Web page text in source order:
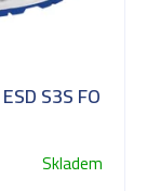
S3S FO
Skladem